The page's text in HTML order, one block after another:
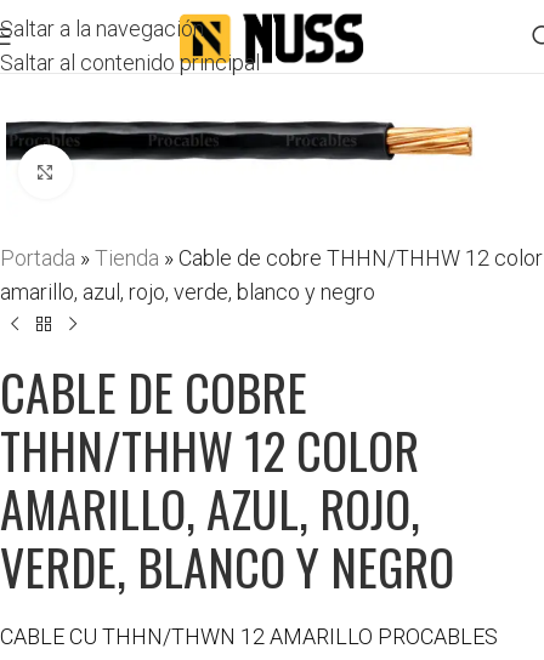
Saltar a la navegación
Saltar al contenido principal
Portada »Tienda »Cable de cobre THHN/THHW 12 color
amarillo, azul, rojo, verde, blanco y negro
CABLE DE COBRE
THHN/THHW 12 COLOR
AMARILLO, AZUL, ROJO,
VERDE, BLANCO Y NEGRO
CABLE CU THHN/THWN 12 AMARILLO PROCABLES